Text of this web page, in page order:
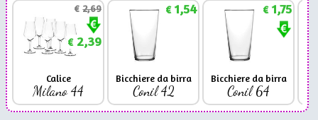
€2,69
€2,39
Calice
Milano 44
€1,54
Bicchiere da birra
Conil 42
€1,75
Bicchiere da birra
Conil 64